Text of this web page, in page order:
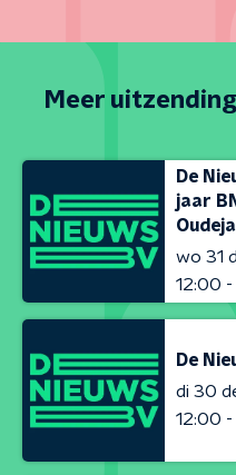
Meer
De
jaar
wo 31
12:00 -
De
di 30
12:00 -